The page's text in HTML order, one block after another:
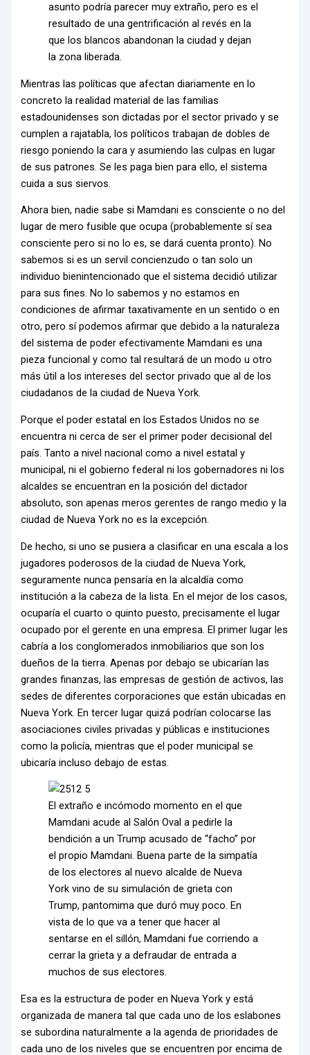
asunto podría parecer muy extraño, pero es el
resultado de una gentrificación al revés en la
que los blancos abandonan la ciudad y dejan
la zona liberada.
Mientras las políticas que afectan diariamente en lo
concreto la realidad material de las familias
estadounidenses son dictadas por el sector privado y se
cumplen a rajatabla, los políticos trabajan de dobles de
riesgo poniendo la cara y asumiendo las culpas en lugar
de sus patrones. Se les paga bien para ello, el sistema
cuida a sus siervos.
Ahora bien, nadie sabe si Mamdani es consciente o no del
lugar de mero fusible que ocupa (probablemente sí sea
consciente pero si no lo es, se dará cuenta pronto). No
sabemos si es un servil concienzudo o tan solo un
individuo bienintencionado que el sistema decidió utilizar
para sus fines. No lo sabemos y no estamos en
condiciones de afirmar taxativamente en un sentido o en
otro, pero sí podemos afirmar que debido a la naturaleza
del sistema de poder efectivamente Mamdani es una
pieza funcional y como tal resultará de un modo u otro
más útil a los intereses del sector privado que al de los
ciudadanos de la ciudad de Nueva York.
Porque el poder estatal en los Estados Unidos no se
encuentra ni cerca de ser el primer poder decisional del
país. Tanto a nivel nacional como a nivel estatal y
municipal, ni el gobierno federal ni los gobernadores ni los
alcaldes se encuentran en la posición del dictador
absoluto, son apenas meros gerentes de rango medio y la
ciudad de Nueva York no es la excepción.
De hecho, si uno se pusiera a clasificar en una escala a los
jugadores poderosos de la ciudad de Nueva York,
seguramente nunca pensaría en la alcaldía como
institución a la cabeza de la lista. En el mejor de los casos,
ocuparía el cuarto o quinto puesto, precisamente el lugar
ocupado por el gerente en una empresa. El primer lugar les
cabría a los conglomerados inmobiliarios que son los
dueños de la tierra. Apenas por debajo se ubicarían las
grandes finanzas, las empresas de gestión de activos, las
sedes de diferentes corporaciones que están ubicadas en
Nueva York. En tercer lugar quizá podrían colocarse las
asociaciones civiles privadas y públicas e instituciones
como la policía, mientras que el poder municipal se
ubicaría incluso debajo de estas.
El extraño e incómodo momento en el que
Mamdani acude al Salón Oval a pedirle la
bendición a un Trump acusado de “facho” por
el propio Mamdani. Buena parte de la simpatía
de los electores al nuevo alcalde de Nueva
York vino de su simulación de grieta con
Trump, pantomima que duró muy poco. En
vista de lo que va a tener que hacer al
sentarse en el sillón, Mamdani fue corriendo a
cerrar la grieta y a defraudar de entrada a
muchos de sus electores.
Esa es la estructura de poder en Nueva York y está
organizada de manera tal que cada uno de los eslabones
se subordina naturalmente a la agenda de prioridades de
cada uno de los niveles que se encuentren por encima de